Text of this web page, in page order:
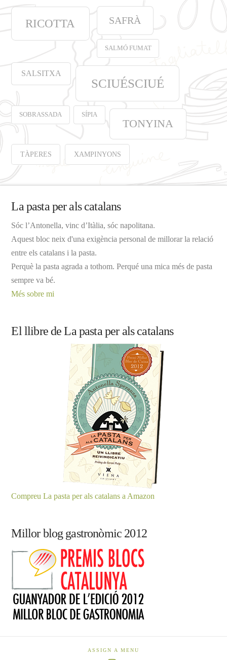
RICOTTA SAFRÀ
SALMÓ FUMAT
SALSITXA
SCIUÉSCIUÉ
SOBRASSADA SÍPIA
TONYINA
TÀPERES XAMPINYONS
La pasta per als catalans
Sóc l’Antonella, vinc d’Itàlia, sóc napolitana.
Aquest bloc neix d'una exigència personal de millorar la relació
entre els catalans i la pasta.
Perquè la pasta agrada a tothom. Perqué una mica més de pasta
sempre va bé.
Més sobre mi
El llibre de La pasta per als catalans
Compreu La pasta per als catalans a Amazon
Millor blog gastronòmic 2012
ASSIGN A MENU